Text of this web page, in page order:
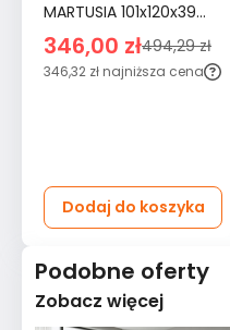
MARTUSIA 101x120x39
cm z 2 drzwiami i 4
szufladami biała do
346,00 zł494,29 zł
346,32 zł najniższa cena
Dodaj do koszyka
Podobne oferty
Zobacz więcej